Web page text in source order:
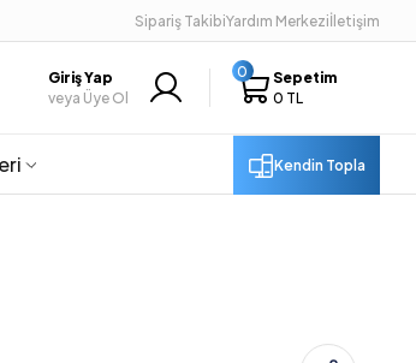
Sipariş TakibiYardım Merkeziİletişim
Giriş Yap
veya Üye Ol
0
Sepetim
0 TL
Kendin Topla